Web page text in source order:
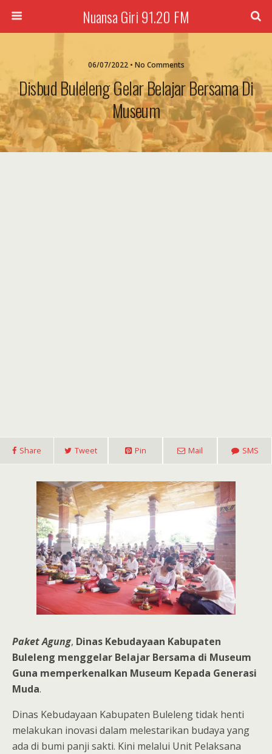
Nuansa Giri 91.20 FM
06/07/2022 • No Comments
Disbud Buleleng Gelar Belajar Bersama Di
Museum
Share Tweet Pin Mail SMS
Paket Agung, Dinas Kebudayaan Kabupaten
Buleleng menggelar Belajar Bersama di Museum
Guna memperkenalkan Museum Kepada Generasi
Muda.
Dinas Kebudayaan Kabupaten Buleleng tidak henti
melakukan inovasi dalam melestarikan budaya yang
ada di bumi panji sakti. Kini melalui Unit Pelaksana